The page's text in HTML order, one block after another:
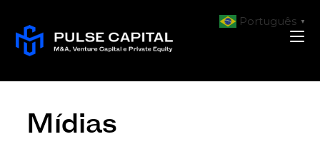
Mídias
Português ▼